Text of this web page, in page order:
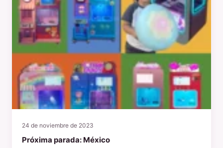
24 de noviembre de 2023
Próxima parada: México